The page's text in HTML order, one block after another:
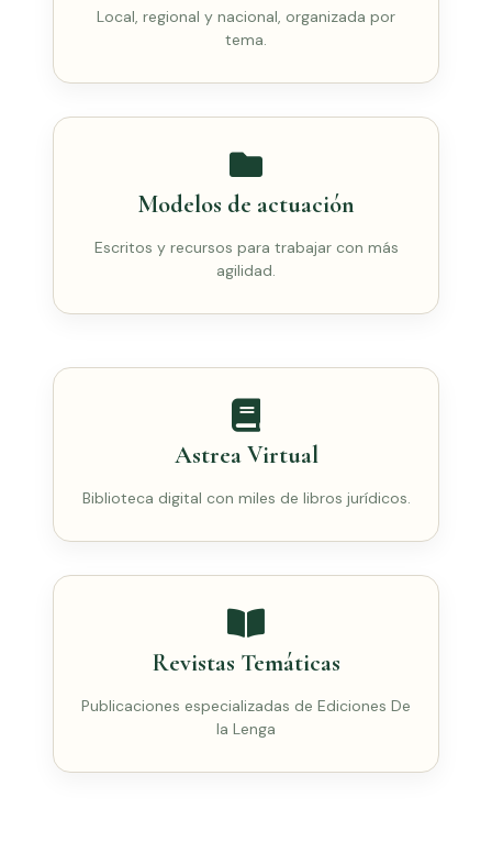
Local, regional y nacional, organizada por
tema.
Modelos de actuación
Escritos y recursos para trabajar con más
agilidad.
Astrea Virtual
Biblioteca digital con miles de libros jurídicos.
Revistas Temáticas
Publicaciones especializadas de Ediciones De
la Lenga